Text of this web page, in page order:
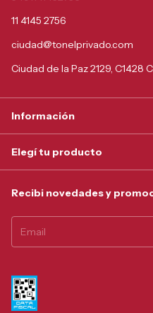
11 4145 2756
ciudad@tonelprivado.com
Ciudad de la Paz 2129, C1428
Información
Elegí tu producto
Recibi novedades y